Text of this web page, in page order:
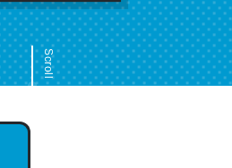
Scroll
クレバーなんだろうなと凄く思